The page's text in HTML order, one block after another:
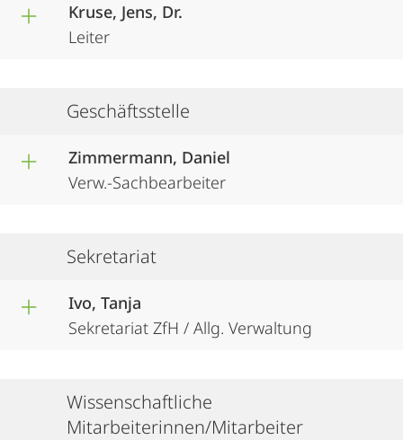
Kruse, Jens, Dr.
Leiter
Geschäftsstelle
Zimmermann, Daniel
Verw.-Sachbearbeiter
Sekretariat
Ivo, Tanja
Sekretariat ZfH / Allg. Verwaltung
Wissenschaftliche
Mitarbeiterinnen/Mitarbeiter